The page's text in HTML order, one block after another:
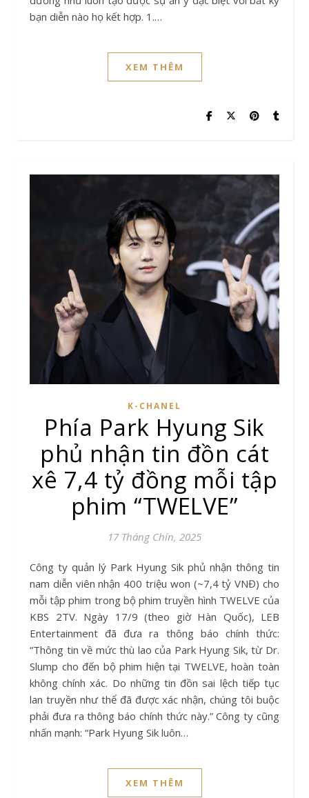
bạn diễn nào họ kết hợp. 1.…
XEM THÊM
K-CHANEL
Phía Park Hyung Sik
phủ nhận tin đồn cát
xê 7,4 tỷ đồng mỗi tập
phim “TWELVE”
17 Tháng Chín, 2025
Công ty quản lý Park Hyung Sik phủ nhận thông tin
nam diễn viên nhận 400 triệu won (~7,4 tỷ VNĐ) cho
mỗi tập phim trong bộ phim truyền hình TWELVE của
KBS 2TV. Ngày 17/9 (theo giờ Hàn Quốc), LEB
Entertainment đã đưa ra thông báo chính thức:
“Thông tin về mức thù lao của Park Hyung Sik, từ Dr.
Slump cho đến bộ phim hiện tại TWELVE, hoàn toàn
không chính xác. Do những tin đồn sai lệch tiếp tục
lan truyền như thể đã được xác nhận, chúng tôi buộc
phải đưa ra thông báo chính thức này.” Công ty cũng
nhấn mạnh: “Park Hyung Sik luôn…
XEM THÊM